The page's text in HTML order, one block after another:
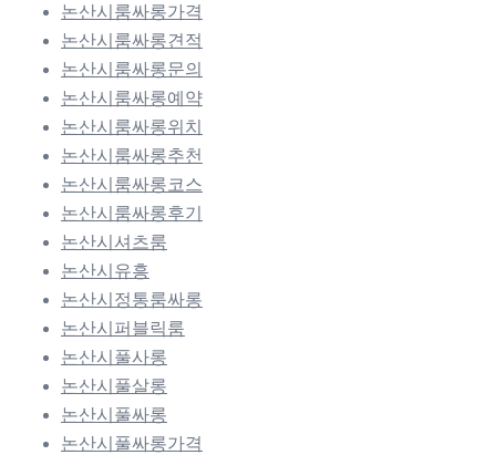
논산시룸싸롱가격
논산시룸싸롱견적
논산시룸싸롱문의
논산시룸싸롱예약
논산시룸싸롱위치
논산시룸싸롱추천
논산시룸싸롱코스
논산시룸싸롱후기
논산시셔츠룸
논산시유흥
논산시정통룸싸롱
논산시퍼블릭룸
논산시풀사롱
논산시풀살롱
논산시풀싸롱
논산시풀싸롱가격